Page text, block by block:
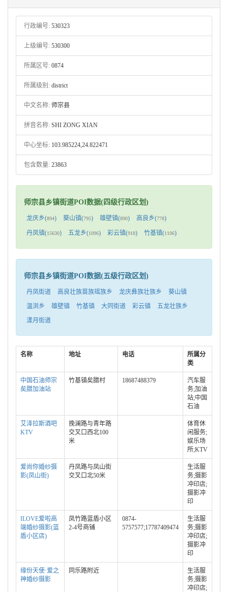
行政编号: 530323
上级编号: 530300
所属区号: 0874
所属级别: district
中文名称: 师宗县
拼音名称: SHI ZONG XIAN
中心坐标: 103.985224,24.822471
包含数量: 23863
师宗县乡镇街道POI数据(四级行政区划)
龙庆乡(894) 葵山镇(795) 雄壁镇(890) 高良乡(778)
丹凤镇(15630) 五龙乡(1096) 彩云镇(918) 竹基镇(1106)
师宗县乡镇街道POI数据(五级行政区划)
丹凤街道 高良壮族苗族瑶族乡 龙庆彝族壮族乡
葵山镇
温浏乡
雄壁镇 竹基镇 大同街道 彩云镇
五龙壮族乡
漾月街道
名称 地址 电话
所属分
类
中国石油师宗
矣腊加油站
竹基镇矣腊村 18687488379
汽车服
务;加油
站;中国
石油
艾泽拉斯酒吧
KTV
挽澜路与青年路
交叉口西北100
米
体育休
闲服务;
娱乐场
所;KTV
爱尚你婚纱摄
影(凤山街)
丹凤路与凤山街
交叉口北50米
生活服
务;摄影
冲印店;
摄影冲
印
ILOVE爱啦高
端婚纱摄影(蓝
盾小区店)
凤竹路蓝盾小区
2-4号商铺
0874-
5757577;17787409474
生活服
务;摄影
冲印店;
摄影冲
印
缘份天使·爱之
神婚纱摄影
同乐路附近
生活服
务;摄影
冲印店;